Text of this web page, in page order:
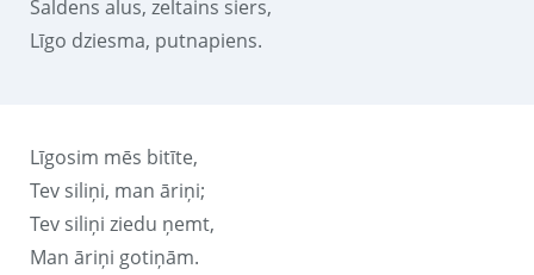
Saldens alus, zeltains siers,
Līgo dziesma, putnapiens.
Līgosim mēs bitīte,
Tev siliņi, man āriņi;
Tev siliņi ziedu ņemt,
Man āriņi gotiņām.